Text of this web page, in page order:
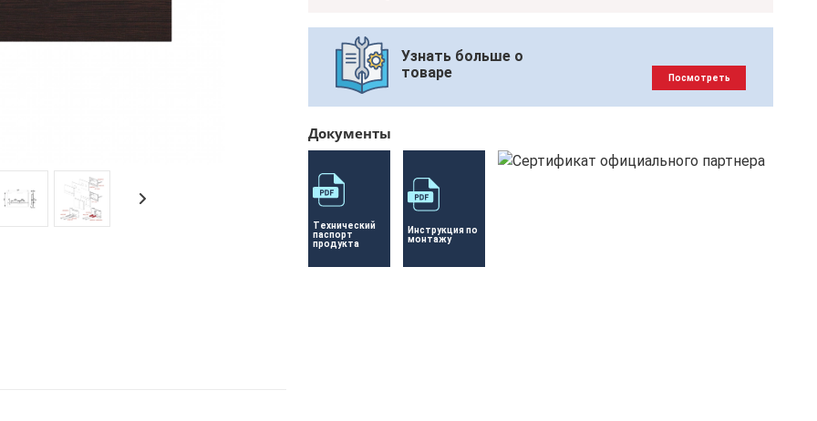
Узнать больше о
товаре
Посмотреть
Документы
Технический
паспорт
продукта
Инструкция по
монтажу